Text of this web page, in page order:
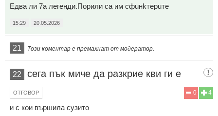
Едва ли 7а легенди.Порили са им сфuнkтepuте
15:29 20.05.2026
21 Този коментар е премахнат от модератор.
22 сега пък миче да разкрие кви ги е
4
0
ОТГОВОР
и с кои вършила сузито